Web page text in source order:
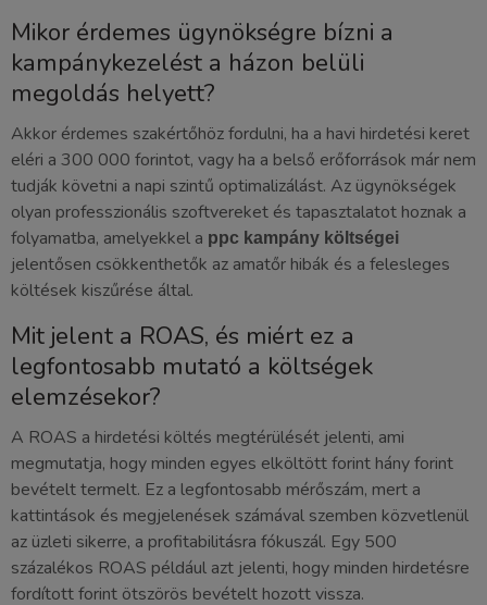
Mikor érdemes ügynökségre bízni a
kampánykezelést a házon belüli
megoldás helyett?
Akkor érdemes szakértőhöz fordulni, ha a havi hirdetési keret
eléri a 300 000 forintot, vagy ha a belső erőforrások már nem
tudják követni a napi szintű optimalizálást. Az ügynökségek
olyan professzionális szoftvereket és tapasztalatot hoznak a
folyamatba, amelyekkel a ppc kampány költségei
jelentősen csökkenthetők az amatőr hibák és a felesleges
költések kiszűrése által.
Mit jelent a ROAS, és miért ez a
legfontosabb mutató a költségek
elemzésekor?
A ROAS a hirdetési költés megtérülését jelenti, ami
megmutatja, hogy minden egyes elköltött forint hány forint
bevételt termelt. Ez a legfontosabb mérőszám, mert a
kattintások és megjelenések számával szemben közvetlenül
az üzleti sikerre, a profitabilitásra fókuszál. Egy 500
százalékos ROAS például azt jelenti, hogy minden hirdetésre
fordított forint ötszörös bevételt hozott vissza.